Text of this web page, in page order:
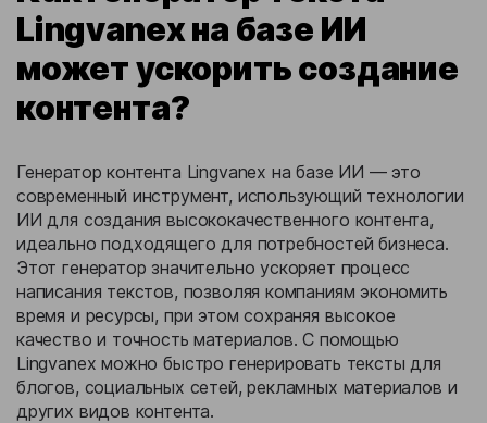
Lingvanex на базе ИИ
может ускорить создание
контента?
Генератор контента Lingvanex на базе ИИ — это
современный инструмент, использующий технологии
ИИ для создания высококачественного контента,
идеально подходящего для потребностей бизнеса.
Этот генератор значительно ускоряет процесс
написания текстов, позволяя компаниям экономить
время и ресурсы, при этом сохраняя высокое
качество и точность материалов. С помощью
Lingvanex можно быстро генерировать тексты для
блогов, социальных сетей, рекламных материалов и
других видов контента.